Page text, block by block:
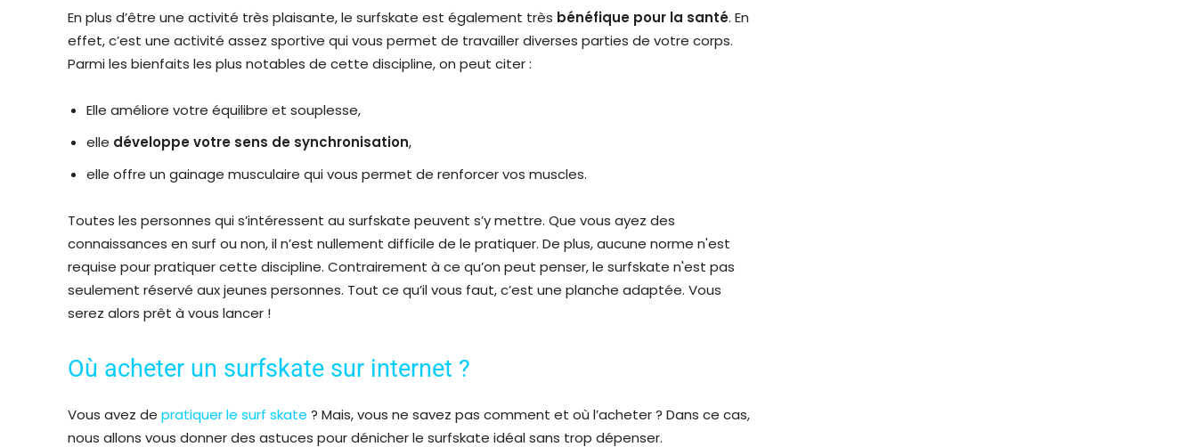
En plus d’être une activité très plaisante, le surfskate est également très bénéfique pour la santé. En
effet, c’est une activité assez sportive qui vous permet de travailler diverses parties de votre corps.
Parmi les bienfaits les plus notables de cette discipline, on peut citer :
Elle améliore votre équilibre et souplesse,
elle développe votre sens de synchronisation,
elle offre un gainage musculaire qui vous permet de renforcer vos muscles.
Toutes les personnes qui s’intéressent au surfskate peuvent s’y mettre. Que vous ayez des
connaissances en surf ou non, il n’est nullement difficile de le pratiquer. De plus, aucune norme n'est
requise pour pratiquer cette discipline. Contrairement à ce qu’on peut penser, le surfskate n'est pas
seulement réservé aux jeunes personnes. Tout ce qu’il vous faut, c’est une planche adaptée. Vous
serez alors prêt à vous lancer !
Où acheter un surfskate sur internet ?
Vous avez de pratiquer le surf skate ? Mais, vous ne savez pas comment et où l’acheter ? Dans ce cas,
nous allons vous donner des astuces pour dénicher le surfskate idéal sans trop dépenser.